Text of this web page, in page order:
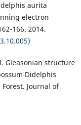
aurita
electron
166. 2014.
Gleasonian structure
Didelphis
Journal of